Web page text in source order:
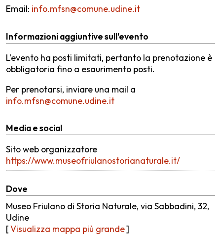
Email: info.mfsn@comune.udine.it
Informazioni aggiuntive sull'evento
L'evento ha posti limitati, pertanto la prenotazione è
obbligatoria fino a esaurimento posti.
Per prenotarsi, inviare una mail a
info.mfsn@comune.udine.it
Media e social
Sito web organizzatore
https://www.museofriulanostorianaturale.it/
Dove
Museo Friulano di Storia Naturale, via Sabbadini, 32,
Udine
[Visualizza mappa più grande]